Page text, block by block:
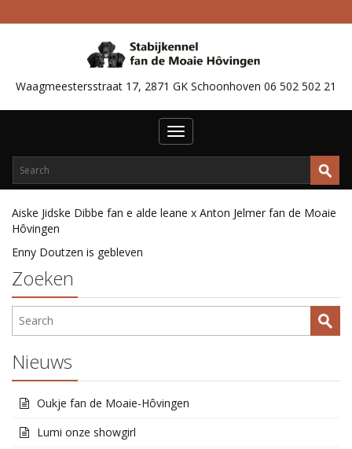
Waagmeestersstraat 17, 2871 GK Schoonhoven 06 502 502 21
Toggle
navigation
Aiske Jidske Dibbe fan e alde leane x Anton Jelmer fan de Moaie
Hôvingen
Enny Doutzen is gebleven
Zoeken
Nieuws
Oukje fan de Moaie-Hôvingen
Lumi onze showgirl